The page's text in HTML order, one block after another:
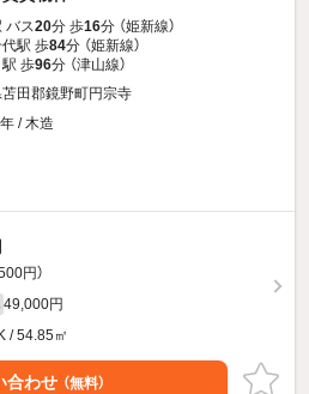
バス20分 歩16分 （姫新線）
駅 歩84分 （姫新線）
歩96分 （津山線）
苫田郡鏡野町円宗寺
/ 木造
円）
49,000円
/ 54.85㎡
合わせ （無料）